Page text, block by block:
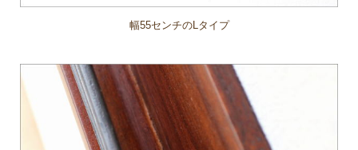
幅55センチのLタイプ